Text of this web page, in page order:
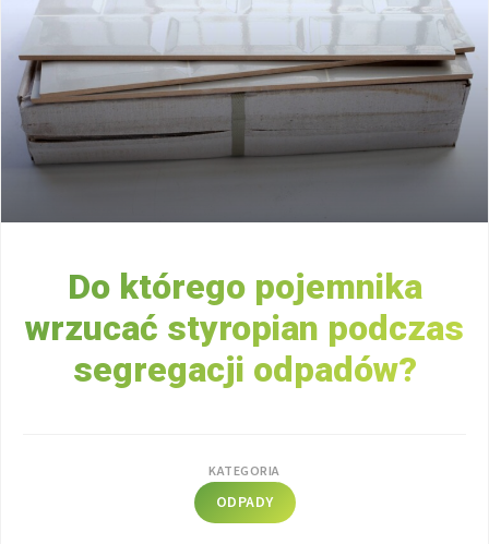
Do którego pojemnika
wrzucać styropian podczas
segregacji odpadów?
KATEGORIA
ODPADY